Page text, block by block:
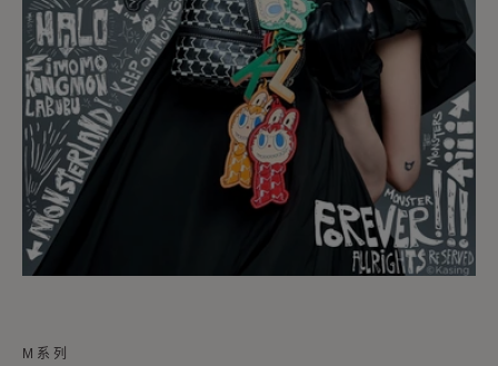
M系列